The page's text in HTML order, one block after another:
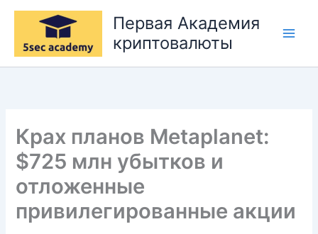
Перейти
содержимому
Первая Академия
криптовалюты
Крах планов Metaplanet:
$725 млн убытков и
отложенные
привилегированные акции